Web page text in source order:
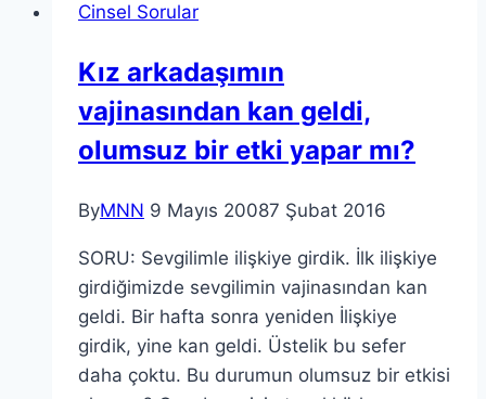
Cinsel Sorular
Kız arkadaşımın
vajinasından kan geldi,
olumsuz bir etki yapar mı?
ByMNN 9 Mayıs 20087 Şubat 2016
SORU: Sevgilimle ilişkiye girdik. İlk ilişkiye
girdiğimizde sevgilimin vajinasından kan
geldi. Bir hafta sonra yeniden İlişkiye
girdik, yine kan geldi. Üstelik bu sefer
daha çoktu. Bu durumun olumsuz bir etkisi